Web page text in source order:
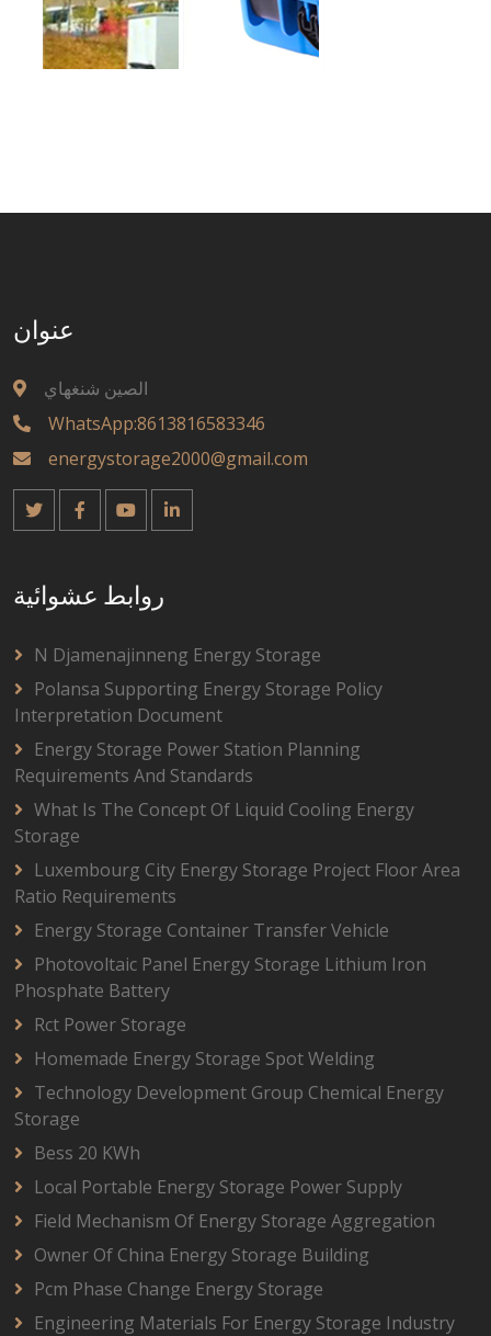
عنوان
الصين شنغهاي
WhatsApp:8613816583346
energystorage2000@gmail.com
روابط عشوائية
N Djamenajinneng Energy Storage
Polansa Supporting Energy Storage Policy
Interpretation Document
Energy Storage Power Station Planning
Requirements And Standards
What Is The Concept Of Liquid Cooling Energy
Storage
Luxembourg City Energy Storage Project Floor Area
Ratio Requirements
Energy Storage Container Transfer Vehicle
Photovoltaic Panel Energy Storage Lithium Iron
Phosphate Battery
Rct Power Storage
Homemade Energy Storage Spot Welding
Technology Development Group Chemical Energy
Storage
Bess 20 KWh
Local Portable Energy Storage Power Supply
Field Mechanism Of Energy Storage Aggregation
Owner Of China Energy Storage Building
Pcm Phase Change Energy Storage
Engineering Materials For Energy Storage Industry